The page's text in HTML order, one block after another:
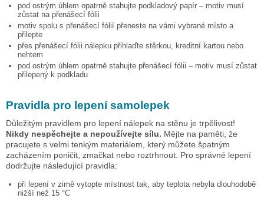
pod ostrým úhlem opatrně stahujte podkladový papír – motiv musí
zůstat na přenášecí fólii
motiv spolu s přenášecí fólií přeneste na vámi vybrané místo a
přilepte
přes přenášecí fólii nálepku přihlaďte stěrkou, kreditní kartou nebo
nehtem
pod ostrým úhlem opatrně stahujte přenášecí fólii – motiv musí zůstat
přilepený k podkladu
Pravidla pro lepení samolepek
Důležitým pravidlem pro lepení nálepek na stěnu je trpělivost!
Nikdy nespěchejte a nepoužívejte sílu. Mějte na paměti, že
pracujete s velmi tenkým materiálem, který můžete špatným
zacházením poničit, zmačkat nebo roztrhnout. Pro správné lepení
dodržujte následující pravidla:
při lepení v zimě vytopte místnost tak, aby teplota nebyla dlouhodobě
nižší než 15 °C